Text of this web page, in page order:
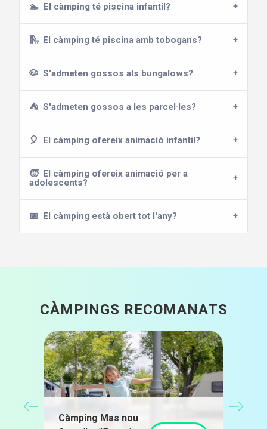
🏊 El càmping té piscina infantil?
🛝 El càmping té piscina amb tobogans?
🐶 S'admeten gossos als bungalows?
⛺ S'admeten gossos a les parcel·les?
🎈 El càmping ofereix animació infantil?
🧒 El càmping ofereix animació per a
adolescents?
📅 El càmping està obert tot l'any?
CÀMPINGS RECOMANATS
Càmping Mas nou